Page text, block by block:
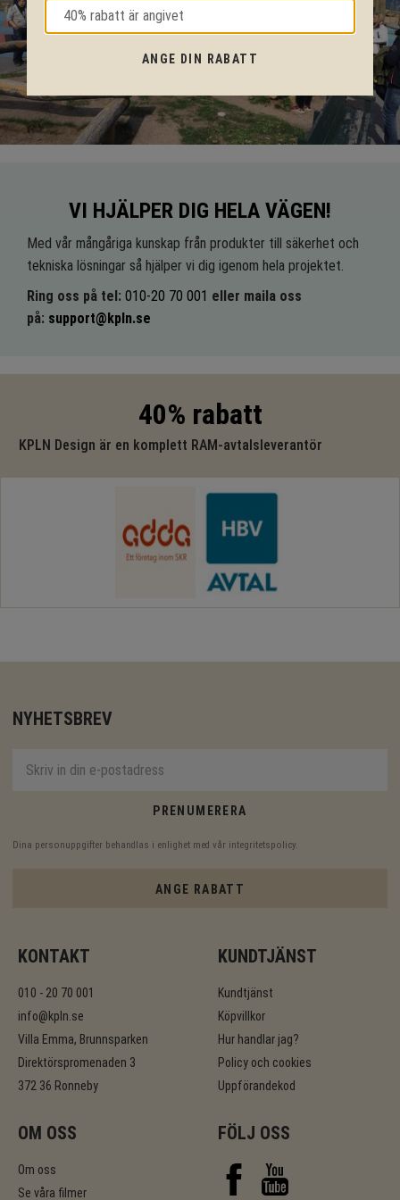
VI HJÄLPER DIG HELA VÄGEN!
Med vår mångåriga kunskap från produkter till säkerhet och
tekniska lösningar så hjälper vi dig igenom hela projektet.
Ring oss på tel: 010-20 70 001 eller maila oss
på: support@kpln.se
40% rabatt
KPLN Design är en komplett RAM-avtalsleverantör
NYHETSBREV
PRENUMERERA
Dina personuppgifter behandlas i enlighet med vår integritetspolicy
ANGE RABATT
KONTAKT
010 - 20 70 001
info@kpln.se
Villa Emma, Brunnsparken
Direktörspromenaden 3
372 36 Ronneby
KUNDTJÄNST
Kundtjänst
Köpvillkor
Hur handlar jag?
Policy och cookies
Uppförandekod
OM OSS
Om oss
Se våra filmer
FÖLJ OSS
ANGE DIN RABATT